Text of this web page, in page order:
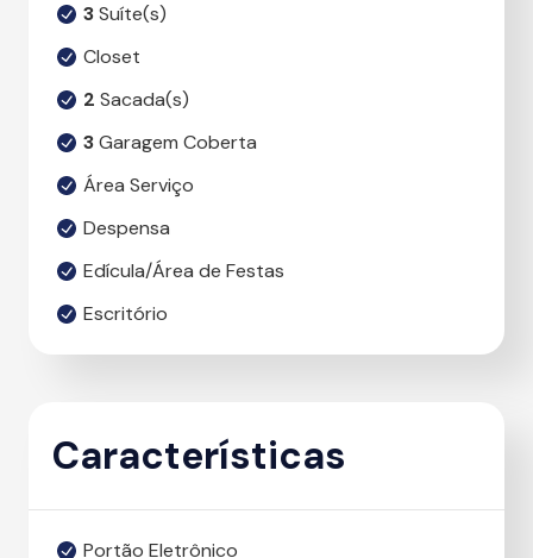
3Suíte(s)
Closet
2 Sacada(s)
3Garagem Coberta
Área Serviço
Despensa
Edícula/Área de Festas
Escritório
Características
Portão Eletrônico